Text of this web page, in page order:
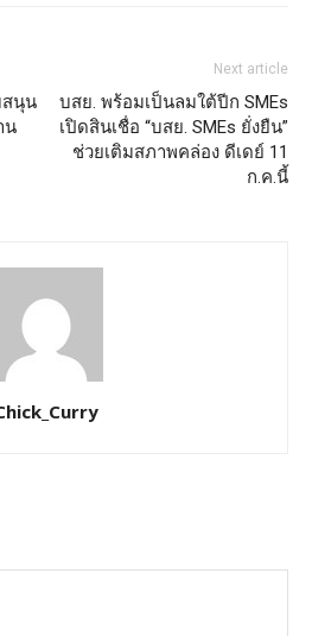
สนุน
น
Next article
บสย. พร้อมเป็นลมใต้ปีก SMEs
เปิดสินเชื่อ “บสย. SMEs ยั่งยืน”
ช่วยเติมสภาพคล่อง ดีเดย์ 11
ก.ค.นี้